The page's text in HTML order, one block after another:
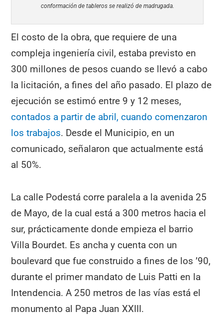
conformación de tableros se realizó de madrugada.
El costo de la obra, que requiere de una
compleja ingeniería civil, estaba previsto en
300 millones de pesos cuando se llevó a cabo
la licitación, a fines del año pasado. El plazo de
ejecución se estimó entre 9 y 12 meses,
contados a partir de abril, cuando comenzaron
los trabajos. Desde el Municipio, en un
comunicado, señalaron que actualmente está
al 50%.
La calle Podestá corre paralela a la avenida 25
de Mayo, de la cual está a 300 metros hacia el
sur, prácticamente donde empieza el barrio
Villa Bourdet. Es ancha y cuenta con un
boulevard que fue construido a fines de los ’90,
durante el primer mandato de Luis Patti en la
Intendencia. A 250 metros de las vías está el
monumento al Papa Juan XXIII.